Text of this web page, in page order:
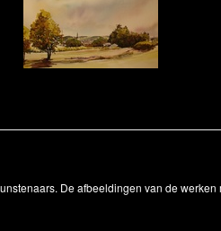
De afbeeldingen van de